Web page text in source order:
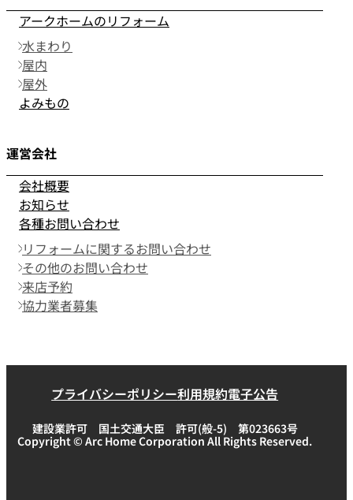
アークホームのリフォーム
水まわり
屋内
屋外
よみもの
運営会社
会社概要
お知らせ
各種お問い合わせ
リフォームに関するお問い合わせ
その他のお問い合わせ
来店予約
協力業者募集
プライバシーポリシー利用規約電子公告
建設業許可 国土交通大臣 許可(般-5) 第023663号
Copyright © Arc Home Corporation All Rights Reserved.